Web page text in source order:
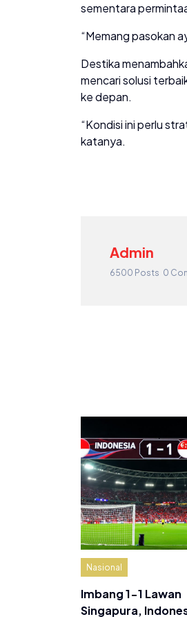
sementara
“Memang pasokan
Destika
mencari solusi
ke depan.
“Kondisi ini perlu
katanya.
Admin
6500 Posts 0
Nasional
Imbang 1-1 Lawan
Singapura,